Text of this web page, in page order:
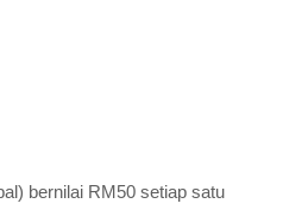
bernilai RM50 setiap satu